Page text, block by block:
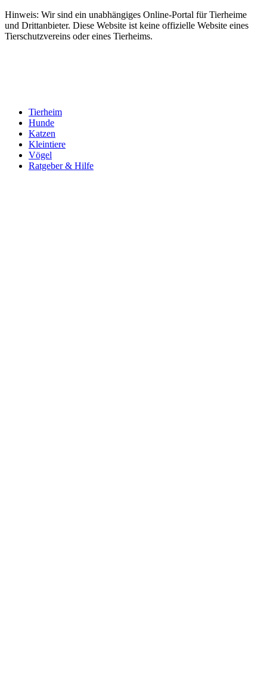
Hinweis: Wir sind ein unabhängiges Online-Portal für Tierheime
und Drittanbieter. Diese Website ist keine offizielle Website eines
Tierschutzvereins oder eines Tierheims.
Tierheim
Hunde
Katzen
Kleintiere
Vögel
Ratgeber & Hilfe